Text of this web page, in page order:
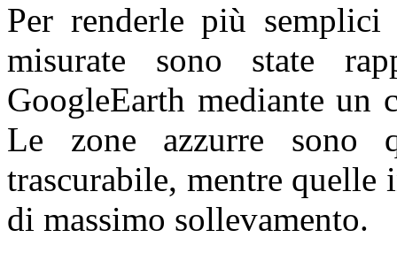
Per renderle più
misurate sono state
GoogleEarth mediante
Le zone azzurre sono
trascurabile, mentre
di massimo sollevamento.